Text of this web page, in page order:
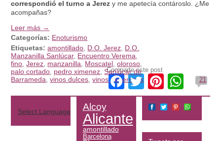
correspondió el turno a Jerez y me apetecía contároslo. ¿Me
acompañas?
Leer más →
Categorías: Enoturismo
Etiquetas: amontillado D.O. Jerez D.O.
Manzanilla Sanlúcar, Encuentro Verema
fino ,Jerez manzanilla Moscatel ,oloroso
palo cortado pedro ximenez ,Sanlúcar de
Barrameda ,vinos dulces ,vinos generosos
Comparte este post
Facebook
Twitter 21
Select Language Alcoy
Alicante
amontillado
Barcelona